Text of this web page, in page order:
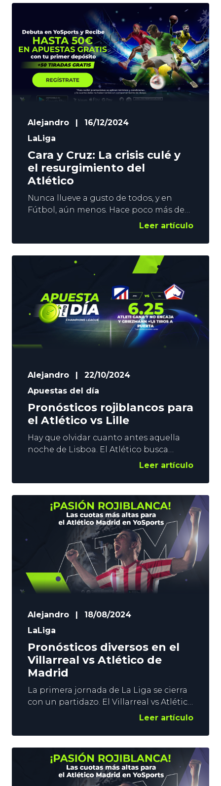
Madrid quiere que su equipo dé un
paso adelante, y el club se ha puesto
manos a la obra. Si la pasada
Alejandro |
16/12/2024
LaLiga
Cara y Cruz: La crisis culé y
el resurgimiento del
Atlético
Nunca llueve a gusto de todos, y en
Fútbol, aún menos. Hace poco más de
un mes el Barça parecía tener
fuera de todas las quinielas. Ahora, los
azulgranas están en caída libre, y los
rojiblancos pueden asaltar el liderato el
analizamos las razones de
Leer artículo
Alejandro |
22/10/2024
Apuestas del día
Pronósticos rojiblancos para
el Atlético vs Lille
Hay que olvidar cuanto antes aquella
noche de Lisboa. El Atlético busca
retomar la senda del triunfo en la nueva
regresan al Metropolitano con 2
objetivos. Vencer, y convencer.
Confiamos en los colchoneros, y en
YoSports lanzamos 3 pronósticos
rojiblancos para el Atlético vs Lille de
este miércoles. Contenido: Griezmann
Leer artículo
Alejandro |
18/08/2024
LaLiga
Pronósticos diversos en el
Villarreal vs Atlético de
Madrid
La primera jornada de La Liga se cierra
con un partidazo. El Villarreal vs Atlético
de Madrid. Los levantinos tienen como
sueño de la Champions League está en
la mente de todos sus aficionados. El
Atlético, por su parte, se ha reforzado
mucho, y bien, y busca competir con
Leer artículo